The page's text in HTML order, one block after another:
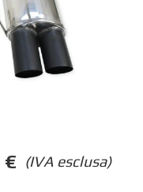
(IVA esclusa)
€